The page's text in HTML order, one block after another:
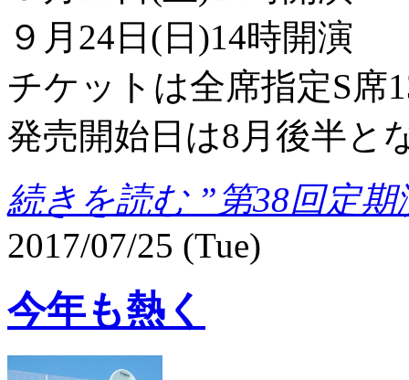
９月24日(日)14時開演
チケットは全席指定S席
発売開始日は8月後半と
続きを読む ”第38回定
2017/07/25 (Tue)
今年も熱く